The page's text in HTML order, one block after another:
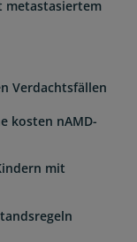
metastasiertem
Verdachtsfällen
kosten nAMD-
mit